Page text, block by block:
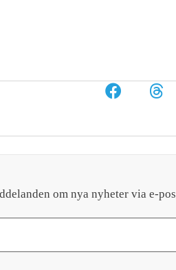
om nya nyheter via e-